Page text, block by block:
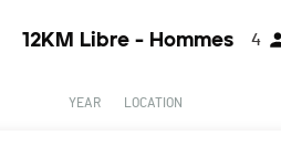
12KM Libre - Hommes 4
YEAR LOCATION